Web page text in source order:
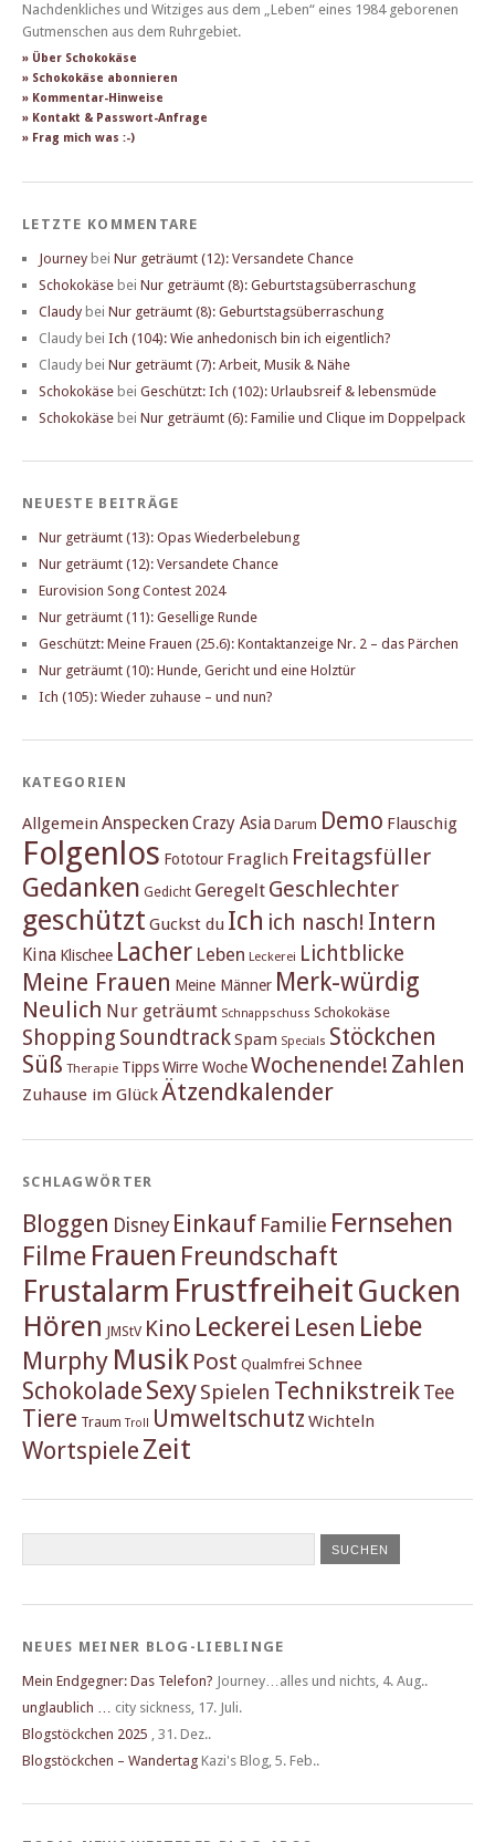
Nachdenkliches und Witziges aus dem „Leben“ eines 1984 geborenen
Gutmenschen aus dem Ruhrgebiet.
» Über Schokokäse
» Schokokäse abonnieren
» Kommentar-Hinweise
» Kontakt & Passwort-Anfrage
» Frag mich was :-)
LETZTE KOMMENTARE
Journey bei Nur geträumt (12): Versandete Chance
Schokokäse bei Nur geträumt (8): Geburtstagsüberraschung
Claudy bei Nur geträumt (8): Geburtstagsüberraschung
Claudy bei Ich (104): Wie anhedonisch bin ich eigentlich?
Claudy bei Nur geträumt (7): Arbeit, Musik & Nähe
Schokokäse bei Geschützt: Ich (102): Urlaubsreif & lebensmüde
Schokokäse bei Nur geträumt (6): Familie und Clique im Doppelpack
NEUESTE BEITRÄGE
Nur geträumt (13): Opas Wiederbelebung
Nur geträumt (12): Versandete Chance
Eurovision Song Contest 2024
Nur geträumt (11): Gesellige Runde
Geschützt: Meine Frauen (25.6): Kontaktanzeige Nr. 2 – das Pärchen
Nur geträumt (10): Hunde, Gericht und eine Holztür
Ich (105): Wieder zuhause – und nun?
KATEGORIEN
Allgemein Anspecken Crazy Asia Darum Demo Flauschig
Folgenlos Fototour Fraglich Freitagsfüller
Gedanken Gedicht Geregelt Geschlechter
geschützt Guckst du Ich ich nasch! Intern
Kina Klischee Lacher Leben Leckerei Lichtblicke
Meine Frauen Meine Männer Merk-würdig
Neulich Nur geträumt Schnappschuss Schokokäse
Shopping SoundtrackSpam Specials Stöckchen
Süß Therapie TippsWirre WocheWochenende! Zahlen
Zuhause im GlückÄtzendkalender
SCHLAGWÖRTER
Bloggen Disney Einkauf Familie Fernsehen
Filme Frauen Freundschaft
Frustalarm FrustfreiheitGucken
Hören JMStV Kino Leckerei Lesen Liebe
Murphy Musik Post Qualmfrei Schnee
Schokolade SexySpielen Technikstreik Tee
Tiere Traum Troll Umweltschutz Wichteln
Wortspiele Zeit
NEUES MEINER BLOG-LIEBLINGE
Mein Endgegner: Das Telefon? Journey…alles und nichts, 4. Aug..
unglaublich … city sickness, 17. Juli.
Blogstöckchen 2025 , 31. Dez..
Blogstöckchen – Wandertag Kazi's Blog, 5. Feb..